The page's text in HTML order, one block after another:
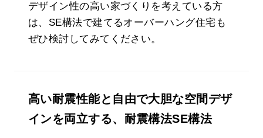
デザイン性の高い家づくりを考えている方
は、SE構法で建てるオーバーハング住宅も
ぜひ検討してみてください。
高い耐震性能と自由で大胆な空間デザ
インを両立する、耐震構法SE構法